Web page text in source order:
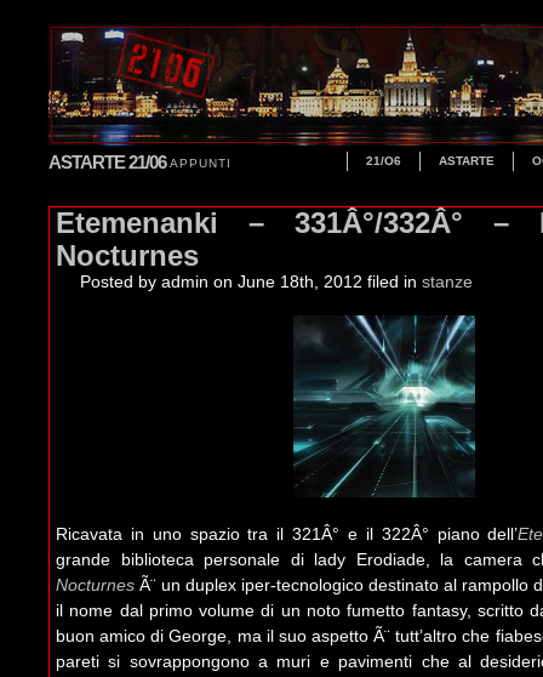
ASTARTE 21/06 APPUNTI 21/O6 ASTARTE
Etemenanki – 331Â°/332Â° –
Nocturnes
Posted by admin on June 18th, 2012 filed in stanze
Ricavata in uno spazio tra il 321Â° e il 322Â° piano dell’
grande biblioteca personale di lady Erodiade, la camera
Nocturnes Ã¨ un duplex iper-tecnologico destinato al rampollo
il nome dal primo volume di un noto fumetto fantasy, scritto
buon amico di George, ma il suo aspetto Ã¨ tutt’altro che
pareti si sovrappongono a muri e pavimenti che al